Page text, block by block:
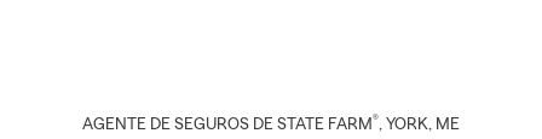
AGENTE DE SEGUROS DE STATE FARM®, YORK, ME